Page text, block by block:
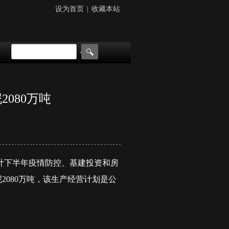
设为首页 收藏本站
万吨
半年疫情防控、基建投资和房
万吨，该生产经营计划是公